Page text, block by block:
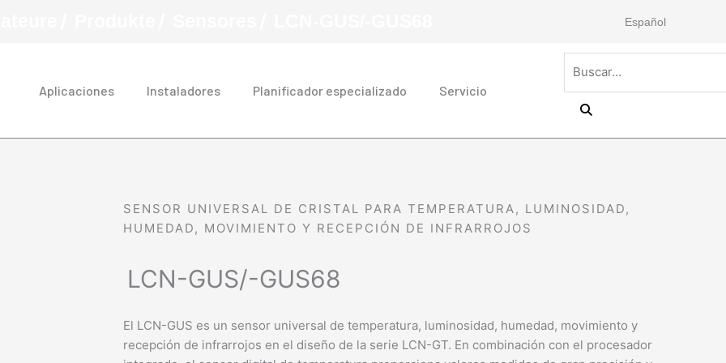
Español
Aplicaciones Instaladores Planificador especializado Servicio
SENSOR UNIVERSAL DE CRISTAL PARA TEMPERATURA, LUMINOSIDAD,
HUMEDAD, MOVIMIENTO Y RECEPCIÓN DE INFRARROJOS
LCN-GUS/-GUS68
El LCN-GUS es un sensor universal de temperatura, luminosidad, humedad, movimiento y
recepción de infrarrojos en el diseño de la serie LCN-GT. En combinación con el procesador